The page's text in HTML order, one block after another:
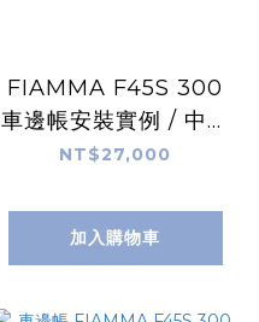
FIAMMA F45S 300
車邊帳安裝實例 / 中華
DELICA 得利卡/車頂
NT$27,000
加入購物車